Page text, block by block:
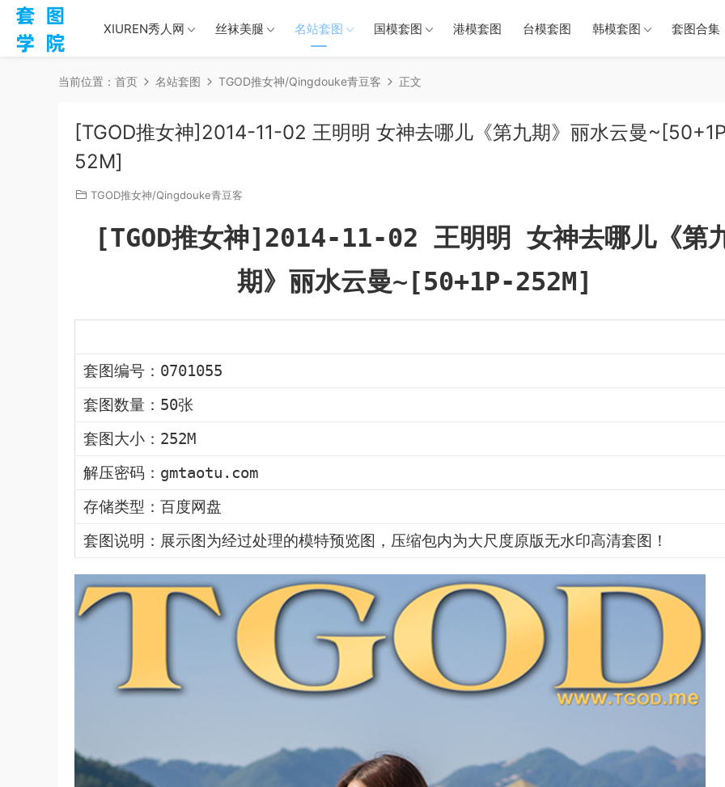
XIUREN秀人网 丝袜美腿 名站套图 国模套图 港模套图 台模套图 韩模套图 套图合集
当前位置： 首页 名站套图 TGOD推女神/Qingdouke青豆客 正文
[TGOD推女神]2014-11-02 王明明 女神去哪儿《第九期》丽水云曼
52M]
TGOD推女神/Qingdouke青豆客
[TGOD推女神]2014-11-02 王明明 女神去哪儿《第
期》丽水云曼~[50+1P-252M]
套图编号：0701055
套图数量：50张
套图大小：252M
解压密码：gmtaotu.com
存储类型：百度网盘
套图说明：展示图为经过处理的模特预览图，压缩包内为大尺度原版无水印高清套图！